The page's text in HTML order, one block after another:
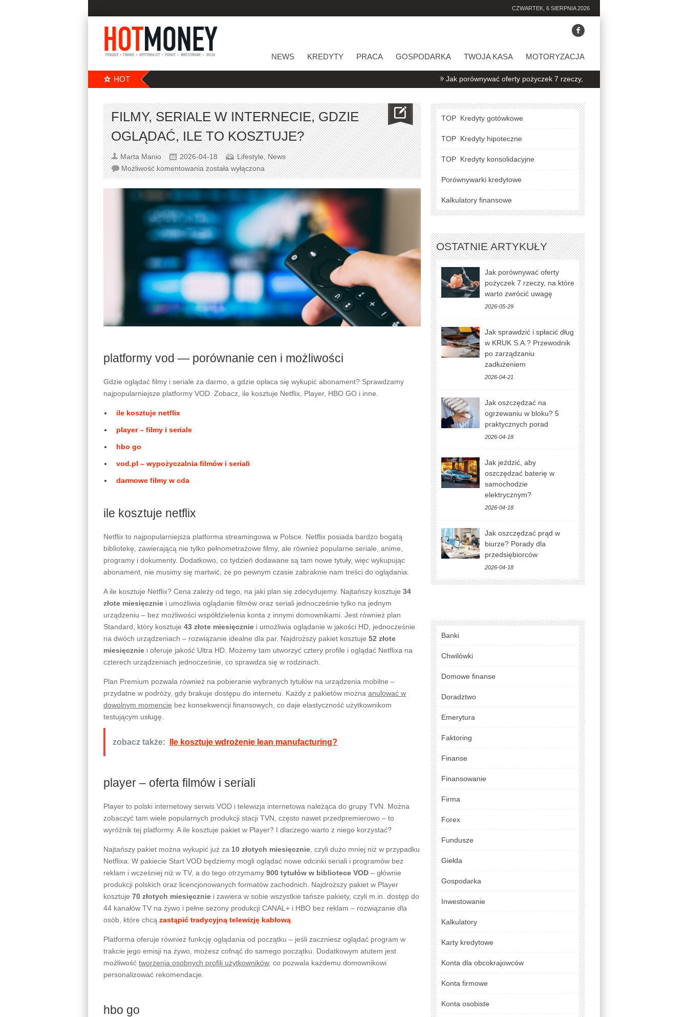
CZWARTEK, 6 SIERPNIA 2026
NEWS KREDYTY PRACA GOSPODARKA TWOJA KASA MOTORYZACJA
HOT Jak porównywać oferty pożyczek 7 rzeczy, na które warto zwrócić uwagę
FILMY, SERIALE W INTERNECIE, GDZIE
OGLĄDAĆ, ILE TO KOSZTUJE?
Marta Manio 2026-04-18 Lifestyle,News
Możliwość komentowaniazostała wyłączona
platformy vod — porównanie cen i możliwości
Gdzie oglądać filmy i seriale za darmo, a gdzie opłaca się wykupić abonament? Sprawdzamy
najpopularniejsze platformy VOD. Zobacz, ile kosztuje Netflix, Player, HBO GO i inne.
ile kosztuje netflix
player – filmy i seriale
hbo go
vod.pl – wypożyczalnia filmów i seriali
darmowe filmy w cda
ile kosztuje netflix
Netflix to najpopularniejsza platforma streamingowa w Polsce. Netflix posiada bardzo bogatą
bibliotekę, zawierającą nie tylko pełnometrażowe filmy, ale również popularne seriale, anime,
programy i dokumenty. Dodatkowo, co tydzień dodawane są tam nowe tytuły, więc wykupując
abonament, nie musimy się martwić, że po pewnym czasie zabraknie nam treści do oglądania.
A ile kosztuje Netflix? Cena zależy od tego, na jaki plan się zdecydujemy. Najtańszy kosztuje 34
złote miesięcznie i umożliwia oglądanie filmów oraz seriali jednocześnie tylko na jednym
urządzeniu – bez możliwości współdzielenia konta z innymi domownikami. Jest również plan
Standard, który kosztuje 43 złote miesięcznie i umożliwia oglądanie w jakości HD, jednocześnie
na dwóch urządzeniach – rozwiązanie idealne dla par. Najdroższy pakiet kosztuje 52 złote
miesięcznie i oferuje jakość Ultra HD. Możemy tam utworzyć cztery profile i oglądać Netflixa na
czterech urządzeniach jednocześnie, co sprawdza się w rodzinach.
Plan Premium pozwala również na pobieranie wybranych tytułów na urządzenia mobilne –
przydatne w podróży, gdy brakuje dostępu do internetu. Każdy z pakietów można anulować w
dowolnym momencie bez konsekwencji finansowych, co daje elastyczność użytkownikom
testującym usługę.
zobacz także: Ile kosztuje wdrożenie lean manufacturing?
player – oferta filmów i seriali
Player to polski internetowy serwis VOD i telewizja internetowa należąca do grupy TVN. Można
zobaczyć tam wiele popularnych produkcji stacji TVN, często nawet przedpremierowo – to
wyróżnik tej platformy. A ile kosztuje pakiet w Player? I dlaczego warto z niego korzystać?
Najtańszy pakiet można wykupić już za 10 złotych miesięcznie , czyli dużo mniej niż w przypadku
Netflixa. W pakiecie Start VOD będziemy mogli oglądać nowe odcinki seriali i programów bez
reklam i wcześniej niż w TV, a do tego otrzymamy 900 tytułów w bibliotece VOD – głównie
produkcji polskich oraz licencjonowanych formatów zachodnich. Najdroższy pakiet w Player
kosztuje 70 złotych miesięcznie i zawiera w sobie wszystkie tańsze pakiety, czyli m.in. dostęp do
44 kanałów TV na żywo i pełne sezony produkcji CANAL+ i HBO bez reklam – rozwiązanie dla
osób, które chcą zastąpić tradycyjną telewizję kablową
Platforma oferuje również funkcję oglądania od początku – jeśli zaczniesz oglądać program w
trakcie jego emisji na żywo, możesz cofnąć do samego początku. Dodatkowym atutem jest
możliwość tworzenia osobnych profili użytkowników, co pozwala każdemu domownikowi
personalizować rekomendacje.
hbo go
TOP Kredyty gotówkowe
TOP Kredyty hipoteczne
TOP Kredyty konsolidacyjne
Porównywarki kredytowe
Kalkulatory finansowe
OSTATNIE ARTYKUŁY
Jak porównywać oferty
pożyczek 7 rzeczy, na które
warto zwrócić uwagę
2026-05-29
Jak sprawdzić i spłacić dług
w KRUK S.A.? Przewodnik
po zarządzaniu
zadłużeniem
2026-04-21
Jak oszczędzać na
ogrzewaniu w bloku? 5
praktycznych porad
2026-04-18
Jak jeździć, aby
oszczędzać baterię w
samochodzie
elektrycznym?
2026-04-18
Jak oszczędzać prąd w
biurze? Porady dla
przedsiębiorców
2026-04-18
Banki
Chwilówki
Domowe finanse
Doradztwo
Emerytura
Faktoring
Finanse
Finansowanie
Firma
Forex
Fundusze
Giełda
Gospodarka
Inwestowanie
Kalkulatory
Karty kredytowe
Konta dla obcokrajowców
Konta firmowe
Konta osobiste